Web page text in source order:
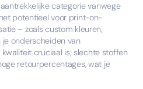
categorie vanwege
potentieel voor print-on-
– zoals custom kleuren,
onderscheiden van
cruciaal is; slechte stoffen
retourpercentages, wat je